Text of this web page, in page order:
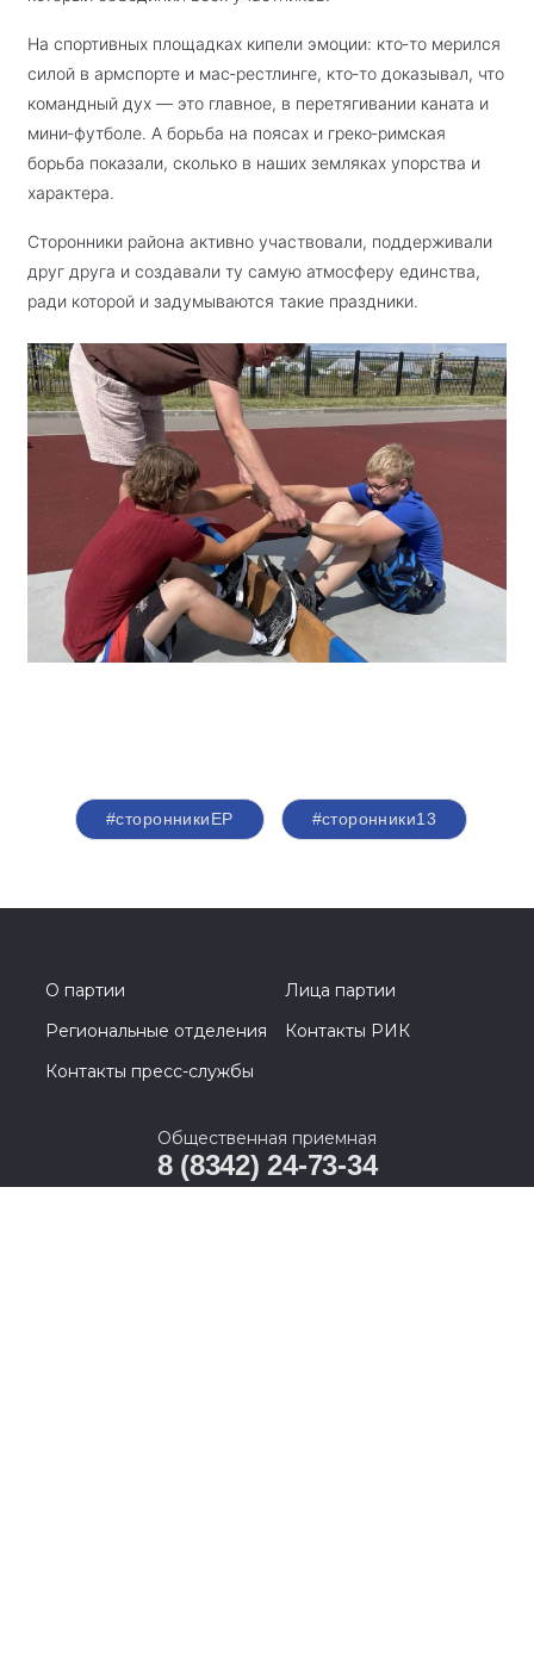
На спортивных площадках кипели эмоции: кто‑то мерился
силой в армспорте и мас‑рестлинге, кто‑то доказывал, что
командный дух — это главное, в перетягивании каната и
мини‑футболе. А борьба на поясах и греко‑римская
борьба показали, сколько в наших земляках упорства и
характера.
Сторонники района активно участвовали, поддерживали
друг друга и создавали ту самую атмосферу единства,
ради которой и задумываются такие праздники.
#сторонникиЕР #сторонники13
О партии
Лица партии
Региональные отделения
Контакты РИК
Контакты пресс-службы
Общественная приемная
8 (8342) 24-73-34